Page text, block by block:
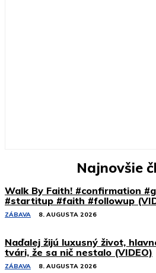
Najnovšie
Walk By Faith! #confirmation
#startitup #faith #followup
ZÁBAVA 8. AUGUSTA 2026
Naďalej žijú luxusný život,
tvári, že sa nič nestalo (VIDEO)
ZÁBAVA 8. AUGUSTA 2026